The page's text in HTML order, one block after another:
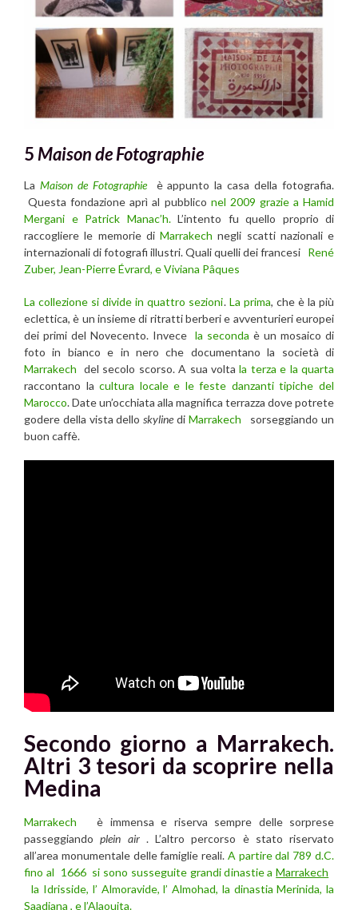
5 Maison de Fotographie
La Maison de Fotographie
è appunto la casa della fotografia.
Questa fondazione aprì al pubblico nel 2009 grazie a Hamid
Mergani e Patrick Manac’h.L’intento fu quello proprio di
raccogliere le memorie di Marrakech negli scatti nazionali e
internazionali di fotografi illustri. Quali quelli dei francesi René
Zuber, Jean-Pierre Évrard, e Viviana Pâques
La collezione si divide in quattro sezioni. La prima, che è la più
eclettica, è un insieme di ritratti berberi e avventurieri europei
dei primi del Novecento. Invece la seconda è un mosaico di
foto in bianco e in nero che documentano la società di
Marrakech del secolo scorso. A sua voltala terza e la quarta
raccontano lacultura locale e le feste danzanti tipiche del
Marocco. Date un’occhiata alla magnifica terrazza dove potrete
godere della vista delloskyline di Marrakech sorseggiando un
buon caffè.
Secondo giorno a Marrakech.
Altri 3 tesori da scoprire nella
Medina
Marrakech è immensa e riserva sempre delle sorprese
passeggiandoplein air. L’altro percorso è stato riservato
all’area monumentale delle famiglie reali. A partire dal 789 d.C.
fino al 1666 si sono susseguite grandi dinastie aMarrakech
la Idrisside, l’ Almoravide, l’ Almohad, la dinastia Merinida, la
Saadiana , e l’Alaouita.